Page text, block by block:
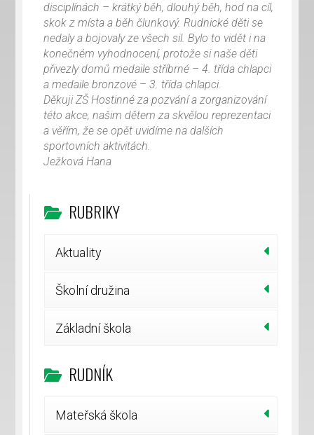
disciplínách – krátký běh, dlouhý běh, hod na cíl,
skok z místa a běh člunkový. Rudnické děti se
nedaly a bojovaly ze všech sil. Bylo to vidět i na
konečném vyhodnocení, protože si naše děti
přivezly domů medaile stříbrné – 4. třída chlapci
a medaile bronzové – 3. třída chlapci.
Děkuji ZŠ Hostinné za pozvání a zorganizování
této akce, našim dětem za skvělou reprezentaci
a věřím, že se opět uvidíme na dalších
sportovních aktivitách.
Ježková Hana
RUBRIKY
Aktuality
Školní družina
Základní škola
RUDNÍK
Mateřská škola